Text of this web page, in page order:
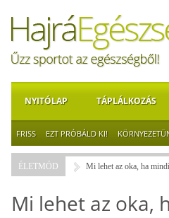
NYITÓLAP TÁPLÁLKOZÁS
FRISS EZT PRÓBÁLD KI!
ÉLETMÓD Mi lehet az oka, ha
Mi lehet az oka,